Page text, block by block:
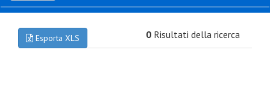
Esporta XLS 0 Risultati della ricerca